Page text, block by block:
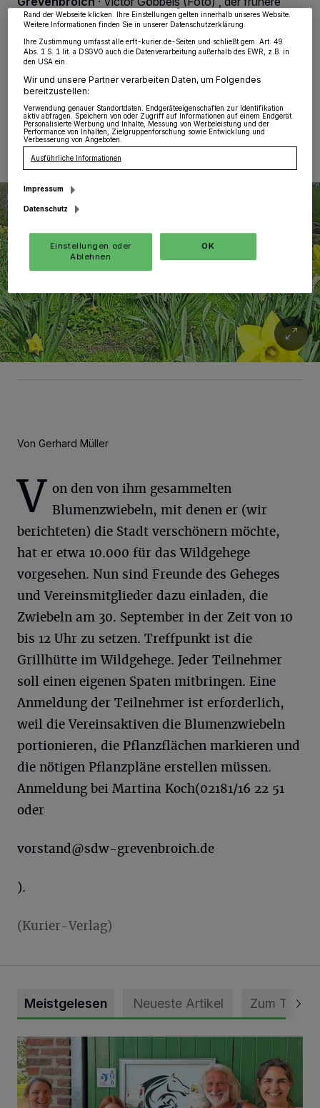
Grevenbroicher Schützenkönig, ist an die
„Schutzgemeinschaft Deutscher Wald“ im Ortsverband
Grevenbroich (SDW) mit der Bitte um Unterstützung
herangetreten.
22.09.2017 , 10:08 Uhr Eine Minute Lesezeit
Von Gerhard Müller
V on den von ihm gesammelten
Blumenzwiebeln, mit denen er (wir
berichteten) die Stadt verschönern möchte,
hat er etwa 10.000 für das Wildgehege
vorgesehen. Nun sind Freunde des Geheges
und Vereinsmitglieder dazu einladen, die
Zwiebeln am 30. September in der Zeit von 10
bis 12 Uhr zu setzen. Treffpunkt ist die
Grillhütte im Wildgehege. Jeder Teilnehmer
soll einen eigenen Spaten mitbringen. Eine
Anmeldung der Teilnehmer ist erforderlich,
weil die Vereinsaktiven die Blumenzwiebeln
portionieren, die Pflanzflächen markieren und
die nötigen Pflanzpläne erstellen müssen.
Anmeldung bei Martina Koch(02181/16 22 51
oder
vorstand@sdw-grevenbroich.de
).
(Kurier-Verlag)
Meistgelesen Neueste Artikel Zum Thema
Vorbildlicher Einsatz für den Artenschutz gewürdigt
widerrufen, indem Sie auf den Link Einstellungen oder Ablehnen am unteren
Rand der Webseite klicken. Ihre Einstellungen gelten innerhalb unseres Website.
Weitere Informationen finden Sie in unserer Datenschutzerklärung.
Ihre Zustimmung umfasst alle erft-kurier.de-Seiten und schließt gem. Art. 49
Abs. 1 S. 1 lit. a DSGVO auch die Datenverarbeitung außerhalb des EWR, z.B. in
den USA ein.
Wir und unsere Partner verarbeiten Daten, um Folgendes
bereitzustellen:
Verwendung genauer Standortdaten. Endgeräteeigenschaften zur Identifikation
aktiv abfragen. Speichern von oder Zugriff auf Informationen auf einem Endgerät.
Personalisierte Werbung und Inhalte, Messung von Werbeleistung und der
Performance von Inhalten, Zielgruppenforschung sowie Entwicklung und
Verbesserung von Angeboten.
Ausführliche Informationen
Impressum
Datenschutz
Einstellungen oder
Ablehnen
OK